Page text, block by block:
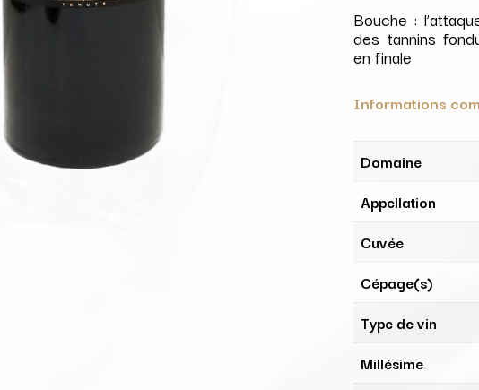
Bouche :
des tannins
en finale
Informations
Domaine
Appellation
Cuvée
Cépage(s)
Type de vin
Millésime